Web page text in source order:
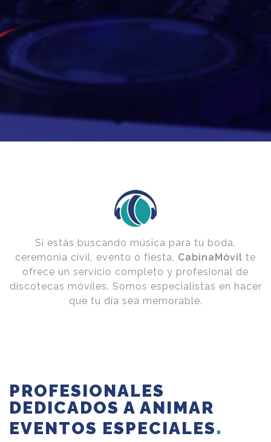
Si estás buscando música para tu boda,
ceremonia civil, evento ó fiesta, CabinaMóvil te
ofrece un servicio completo y profesional de
discotecas móviles. Somos especialistas en hacer
que tu día sea memorable.
PROFESIONALES
DEDICADOS A ANIMAR
EVENTOS ESPECIALES